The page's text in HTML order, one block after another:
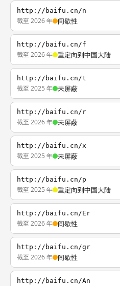
http://baifu.cn/n
截至 2026 年 间歇性
http://baifu.cn/f
截至 2026 年 重定向到中国大陆
http://baifu.cn/t
截至 2025 年 未屏蔽
http://baifu.cn/r
截至 2026 年 未屏蔽
http://baifu.cn/x
截至 2025 年 未屏蔽
http://baifu.cn/p
截至 2025 年 重定向到中国大陆
http://baifu.cn/Er
截至 2026 年 间歇性
http://baifu.cn/gr
截至 2026 年 间歇性
http://baifu.cn/An